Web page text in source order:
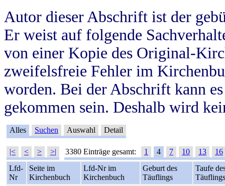
Autor dieser Abschrift ist der
Er weist auf folgende
von einer Kopie des Original-
zweifelsfreie Fehler im
worden. Bei der Abschrift kann
gekommen sein. Deshalb wird
Alles Suchen Auswahl Detail
|< < > >| 3380 Einträge gesamt: 1 4 7 10 13
16
Lfd-
Nr
Seite im
Kirchenbuch
Lfd-Nr im
Kirchenbuch
Geburt des
Täuflings
Taufe
Täuflings